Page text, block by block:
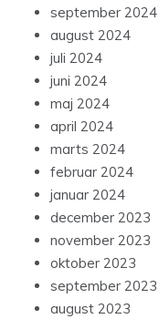
september 2024
august 2024
juli 2024
juni 2024
maj 2024
april 2024
marts 2024
februar 2024
januar 2024
december 2023
november 2023
oktober 2023
september 2023
august 2023